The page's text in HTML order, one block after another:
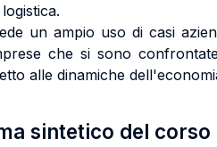
un ampio uso di casi
che si sono
alle dinamiche
sintetico del corso